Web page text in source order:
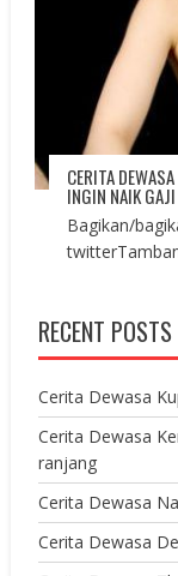
CERITA
INGIN NAIK GAJI
Bagikan/
RECENT POSTS
Cerita Dewasa
Cerita Dewasa
ranjang
Cerita Dewasa
Cerita Dewasa